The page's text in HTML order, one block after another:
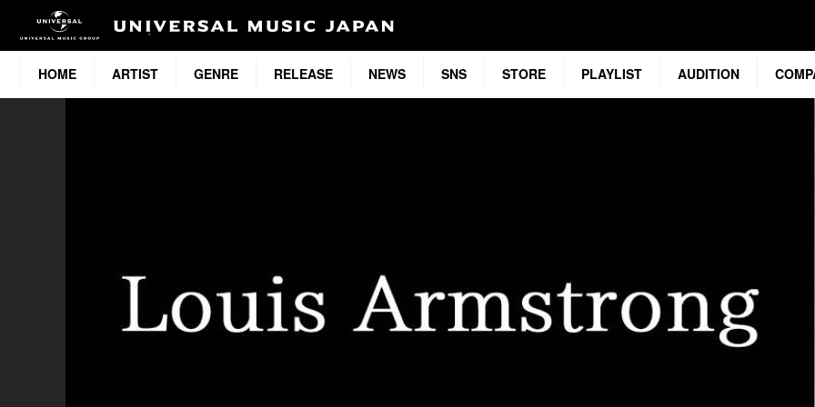
HOME ARTIST GENRE RELEASE NEWS SNS STORE PLAYLIST AUDITION